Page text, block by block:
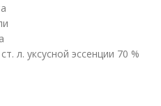
л. уксусной эссенции 70 %